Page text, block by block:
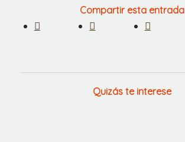
Compartir esta entrada
Quizás te interese